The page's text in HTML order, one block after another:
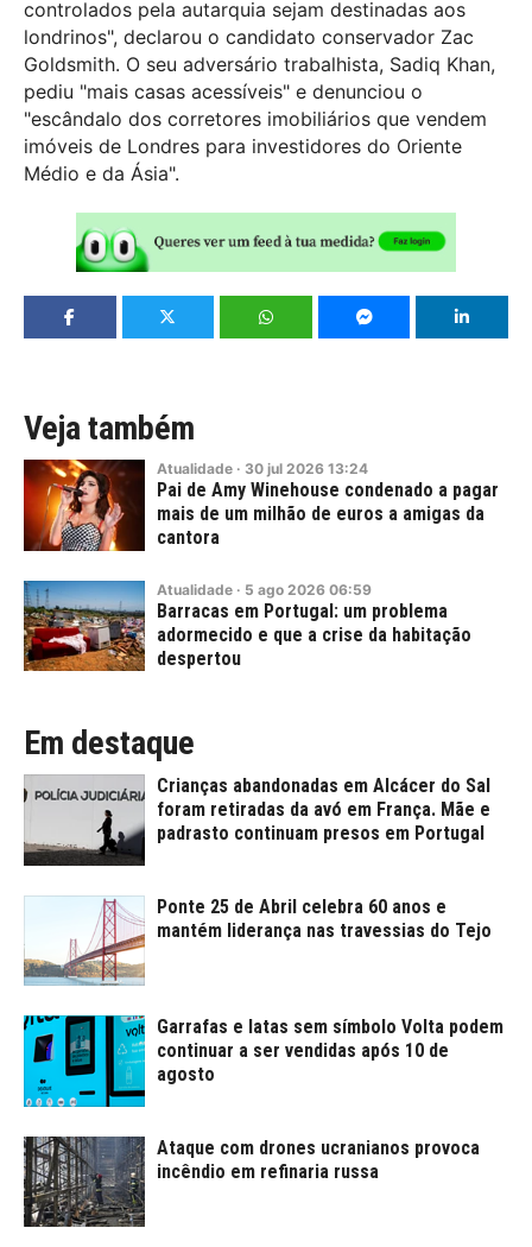
controlados pela autarquia sejam destinadas aos
londrinos", declarou o candidato conservador Zac
Goldsmith. O seu adversário trabalhista, Sadiq Khan,
pediu "mais casas acessíveis" e denunciou o
"escândalo dos corretores imobiliários que vendem
imóveis de Londres para investidores do Oriente
Médio e da Ásia".
Veja também
Atualidade · 30 jul 2026 13:24
Pai de Amy Winehouse condenado a pagar
mais de um milhão de euros a amigas da
cantora
Atualidade · 5 ago 2026 06:59
Barracas em Portugal: um problema
adormecido e que a crise da habitação
despertou
Em destaque
Crianças abandonadas em Alcácer do Sal
foram retiradas da avó em França. Mãe e
padrasto continuam presos em Portugal
Ponte 25 de Abril celebra 60 anos e
mantém liderança nas travessias do Tejo
Garrafas e latas sem símbolo Volta podem
continuar a ser vendidas após 10 de
agosto
Ataque com drones ucranianos provoca
incêndio em refinaria russa